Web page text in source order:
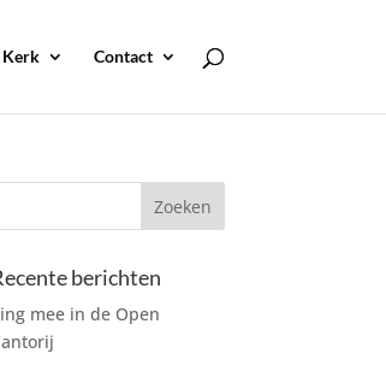
Kerk Contact
berichten
mee in de Open